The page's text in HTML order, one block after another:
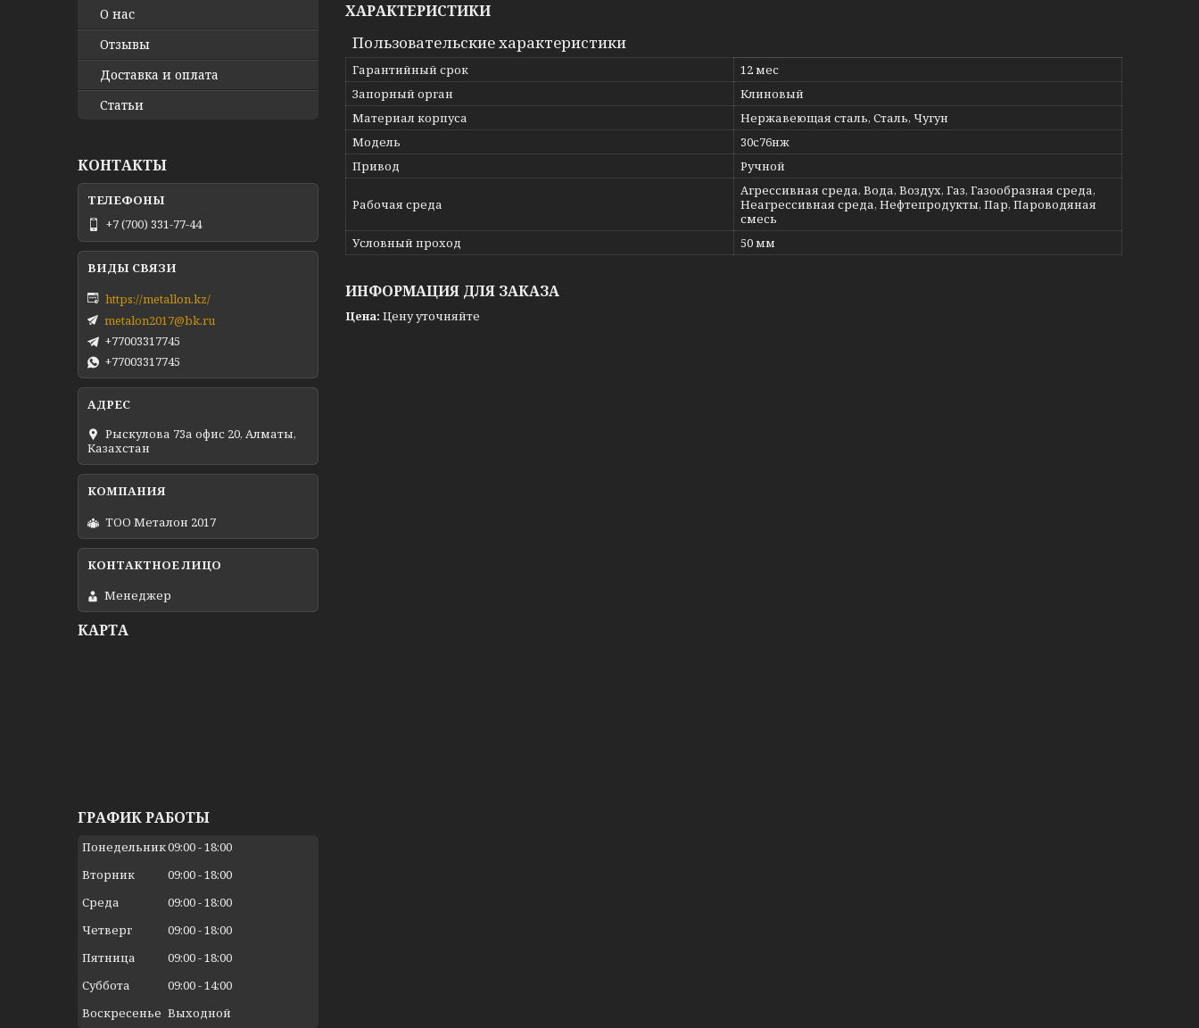
ХАРАКТЕРИСТИКИ
Пользовательские характеристики
Гарантийный срок
12 мес
Запорный орган
Клиновый
Материал корпуса
Нержавеющая сталь, Сталь, Чугун
Модель
30с76нж
Привод
Ручной
Рабочая среда
Агрессивная среда, Вода, Воздух, Газ, Газообразная среда,
Неагрессивная среда, Нефтепродукты, Пар, Пароводяная
смесь
Условный проход
50 мм
ИНФОРМАЦИЯ ДЛЯ ЗАКАЗА
Цена: Цену уточняйте
О нас
Отзывы
Доставка и оплата
Статьи
КОНТАКТЫ
+7 (700) 331-77-44
https://metallon.kz/
metalon2017@bk.ru
+77003317745
+77003317745
Рыскулова 73а офис 20, Алматы,
Казахстан
ТОО Металон 2017
Менеджер
КАРТА
ГРАФИК РАБОТЫ
Понедельник09:00 18:00
Вторник
09:00 18:00
Среда
09:00 18:00
Четверг
09:00 18:00
Пятница
09:00 18:00
Суббота
09:00 14:00
Воскресенье Выходной